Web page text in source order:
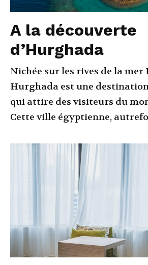
A la découverte
d’Hurghada
Nichée sur les rives de la mer
Hurghada est une
qui attire des visiteurs du
Cette ville égyptienne,